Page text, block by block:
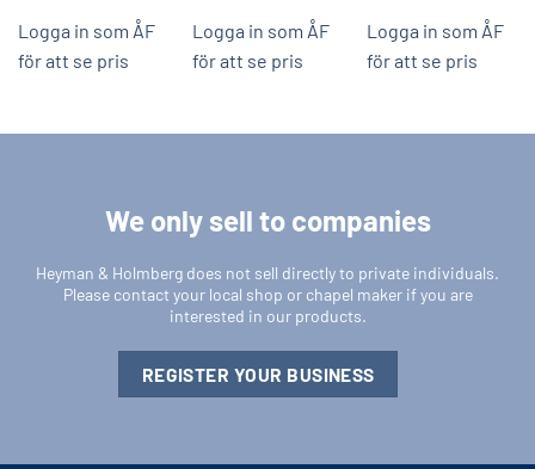
Logga in som ÅF
för att se pris
Logga in som ÅF
för att se pris
Logga in som ÅF
för att se pris
We only sell to companies
Heyman & Holmberg does not sell directly to private individuals.
Please contact your local shop or chapel maker if you are
interested in our products.
REGISTER YOUR BUSINESS